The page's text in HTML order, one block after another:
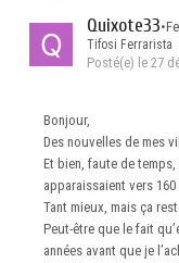
Quixote33•
Tifosi Ferrarista
Posté(e) le 27
Bonjour,
Des nouvelles de mes
Et bien, faute de
apparaissaient vers
Tant mieux, mais ça
Peut-être que le fait
années avant que je